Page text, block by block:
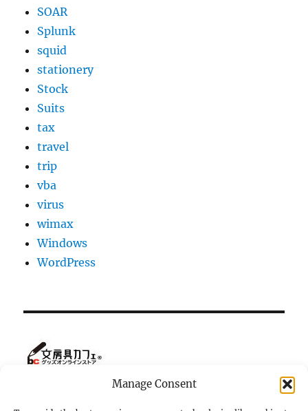
Manage Consent
SOAR
Splunk
squid
stationery
Stock
Suits
tax
travel
trip
vba
virus
wimax
Windows
WordPress